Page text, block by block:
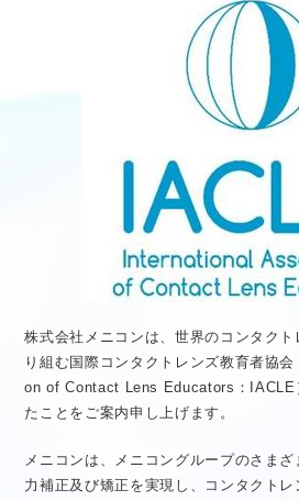
GLOBAL
株式会社メニコンは、世界のコンタク
り組む国際コンタクトレンズ教育者協
on of Contact Lens Educators：IACLE
たことをご案内申し上げます。
メニコンは、メニコングループのさま
力補正及び矯正を実現し、コンタクト